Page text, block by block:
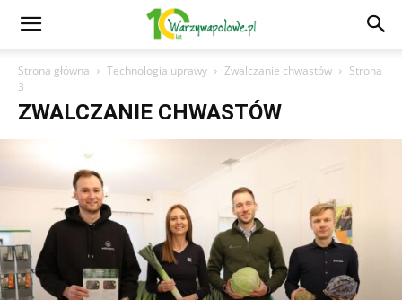
Strona główna Technologia uprawy Zwalczanie chwastów
Strona
3
ZWALCZANIE CHWASTÓW